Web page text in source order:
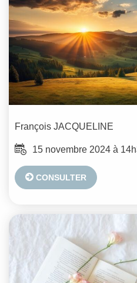
François JACQUELINE
15 novembre 2024 à
CONSULTER